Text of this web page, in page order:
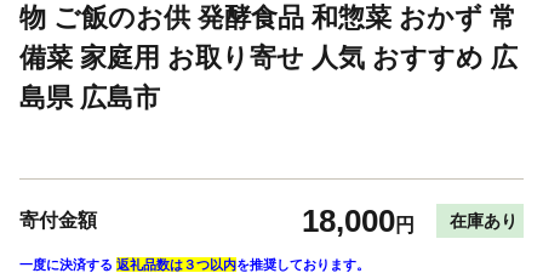
物 ご飯のお供 発酵食品 和惣菜 おかず 常
備菜 家庭用 お取り寄せ 人気 おすすめ 広
島県 広島市
寄付金額 18,000円 在庫あり
一度に決済する 返礼品数は３つ以内を推奨しております。